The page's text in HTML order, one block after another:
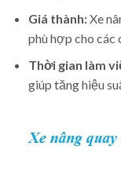
Giá thành:Xe
phù hợp cho các
Thời gian làm
giúp tăng hiệu